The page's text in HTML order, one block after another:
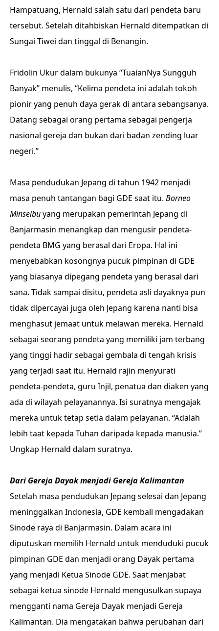
Hampatuang, Hernald salah satu dari pendeta baru
tersebut. Setelah ditahbiskan Hernald ditempatkan di
Sungai Tiwei dan tinggal di Benangin.
Fridolin Ukur dalam bukunya “TuaianNya Sungguh
Banyak” menulis, “Kelima pendeta ini adalah tokoh
pionir yang penuh daya gerak di antara sebangsanya.
Datang sebagai orang pertama sebagai pengerja
nasional gereja dan bukan dari badan zending luar
negeri.”
Masa pendudukan Jepang di tahun 1942 menjadi
masa penuh tantangan bagi GDE saat itu. Borneo
Minseibuyang merupakan pemerintah Jepang di
Banjarmasin menangkap dan mengusir pendeta-
pendeta BMG yang berasal dari Eropa. Hal ini
menyebabkan kosongnya pucuk pimpinan di GDE
yang biasanya dipegang pendeta yang berasal dari
sana. Tidak sampai disitu, pendeta asli dayaknya pun
tidak dipercayai juga oleh Jepang karena nanti bisa
menghasut jemaat untuk melawan mereka. Hernald
sebagai seorang pendeta yang memiliki jam terbang
yang tinggi hadir sebagai gembala di tengah krisis
yang terjadi saat itu. Hernald rajin menyurati
pendeta-pendeta, guru Injil, penatua dan diaken yang
ada di wilayah pelayanannya. Isi suratnya mengajak
mereka untuk tetap setia dalam pelayanan. “Adalah
lebih taat kepada Tuhan daripada kepada manusia.”
Ungkap Hernald dalam suratnya.
Dari Gereja Dayak menjadi Gereja Kalimantan
Setelah masa pendudukan Jepang selesai dan Jepang
meninggalkan Indonesia, GDE kembali mengadakan
Sinode raya di Banjarmasin. Dalam acara ini
diputuskan memilih Hernald untuk menduduki pucuk
pimpinan GDE dan menjadi orang Dayak pertama
yang menjadi Ketua Sinode GDE. Saat menjabat
sebagai ketua sinode Hernald mengusulkan supaya
mengganti nama Gereja Dayak menjadi Gereja
Kalimantan. Dia mengatakan bahwa perubahan dari